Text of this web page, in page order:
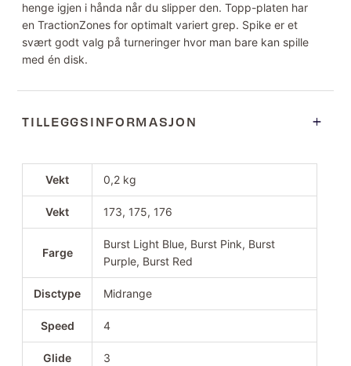
henge igjen i hånda når du slipper den. Topp-platen har
en TractionZones for optimalt variert grep. Spike er et
svært godt valg på turneringer hvor man bare kan spille
med én disk.
TILLEGGSINFORMASJON
Vekt 0,2 kg
Vekt 173, 175, 176
Farge
Burst Light Blue, Burst Pink, Burst
Purple, Burst Red
Disctype Midrange
Speed 4
Glide 3